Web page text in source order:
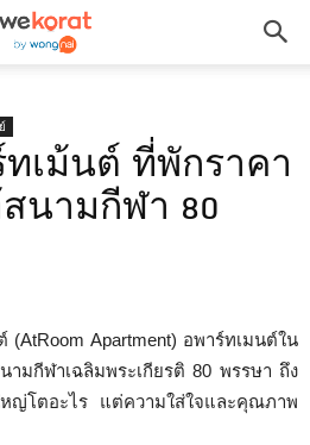
เม้นต์ ที่พักราคา
นามกีฬา 80
Apartment) อพาร์ทเมนต์ใน
ามกีฬาเฉลิมพระเกียรติ 80 พรรษา ถึง
หญ่โตอะไร แต่ความใส่ใจและคุณภาพ